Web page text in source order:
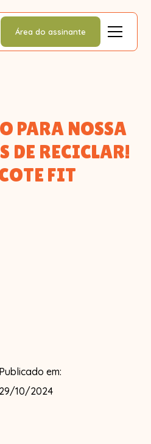
Área do assinante
PARA NOSSA
DE RECICLAR!
FIT
Publicado em:
29/10/2024